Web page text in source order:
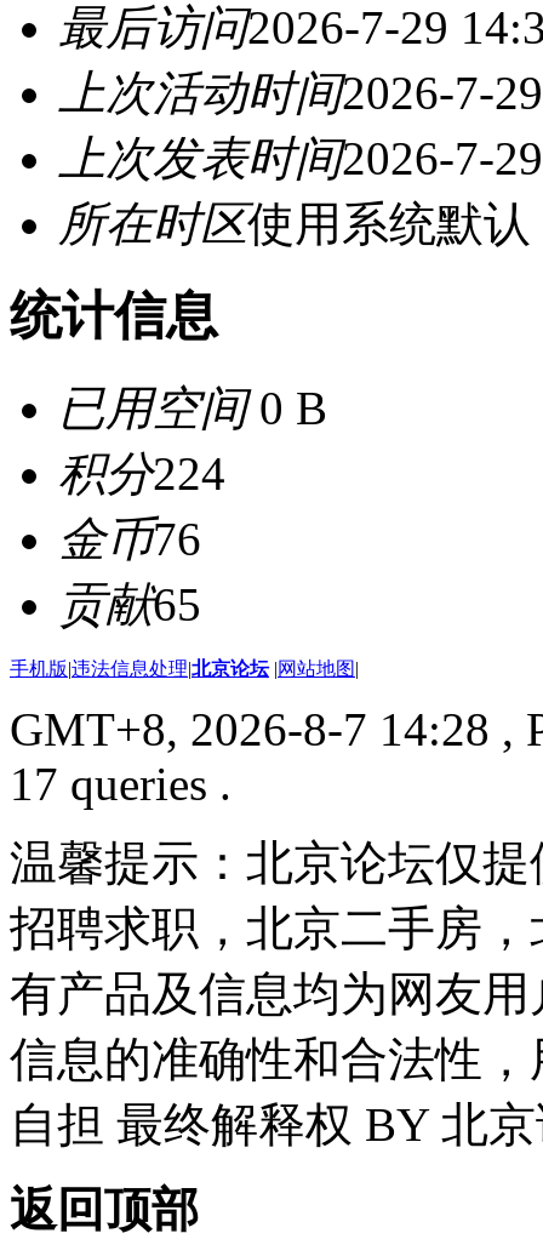
最后访问2026-7-29
上次活动时间2026-7-
上次发表时间2026-7-
所在时区使用系统默认
统计信息
已用空间0 B
积分224
金币76
贡献65
手机版|违法信息处理|北京论坛 |网站地图|
GMT+8, 2026-8-7 14:28 ,
17 queries .
温馨提示：北京论坛仅
招聘求职，北京二手房
有产品及信息均为网友
信息的准确性和合法性
自担 最终解释权 BY 北
返回顶部